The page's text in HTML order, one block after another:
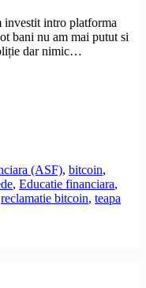
intro platforma
bani nu am mai putut si
dar nimic…
(ASF), bitcoin,
, Educatie financiara,
reclamatie bitcoin, teapa